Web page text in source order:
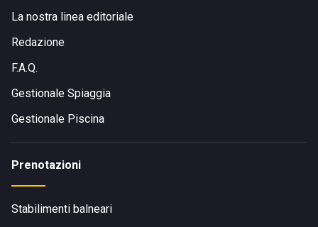
La nostra linea editoriale
Redazione
F.A.Q.
Gestionale Spiaggia
Gestionale Piscina
Prenotazioni
Stabilimenti balneari